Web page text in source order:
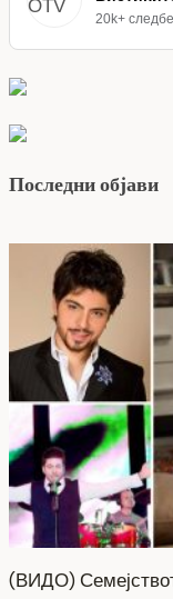
20k+
Последни објави
(ВИДО)